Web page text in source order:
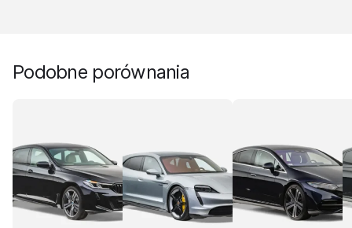
Podobne porównania